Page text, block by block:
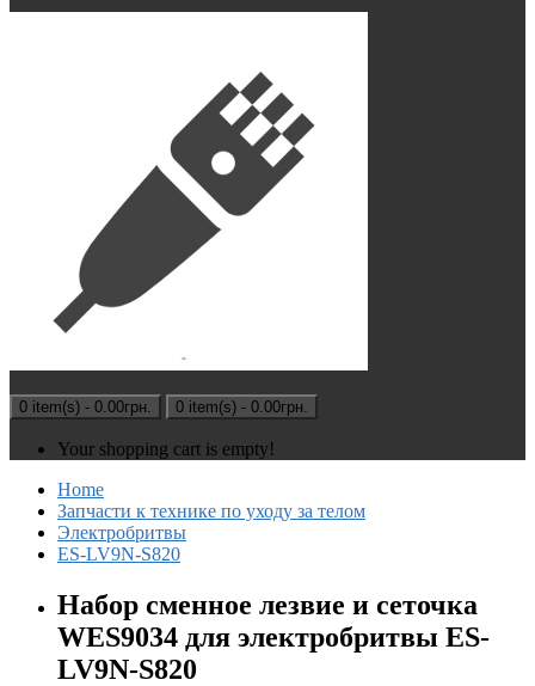
0 item(s) - 0.00грн. 0 item(s) - 0.00грн.
Your shopping cart is empty!
Home
Запчасти к технике по уходу за телом
Электробритвы
ES-LV9N-S820
Набор сменное лезвие и сеточка
WES9034 для электробритвы ES-
LV9N-S820